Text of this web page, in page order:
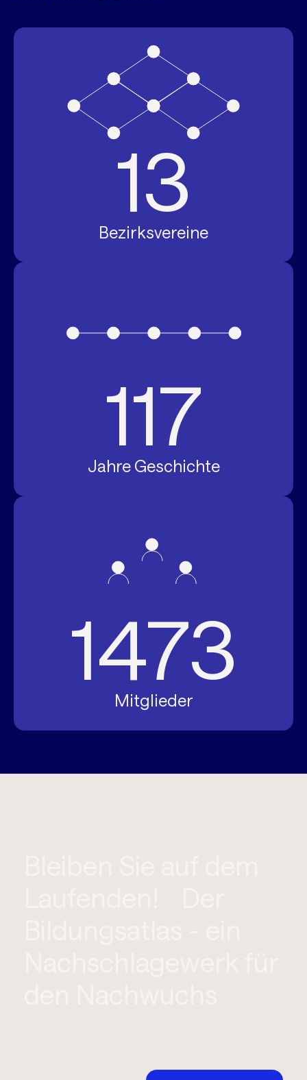
13
Bezirksvereine
117
Jahre Geschichte
1473
Mitglieder